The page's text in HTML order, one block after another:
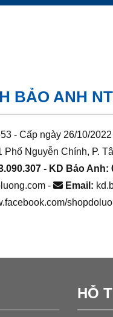
BẢO ANH
- Cấp ngày 26/10/
Phố Nguyễn Chính, P.
- KD Bảo Anh:
- Email:
HỖ